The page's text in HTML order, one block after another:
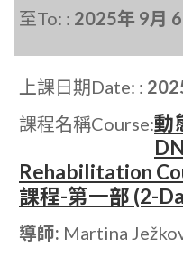
至To: : 2025年 9月 6
上課日期Date: :
課程名稱Course:動
Rehabilitation
課程-第一部 (2-
導師: Martina